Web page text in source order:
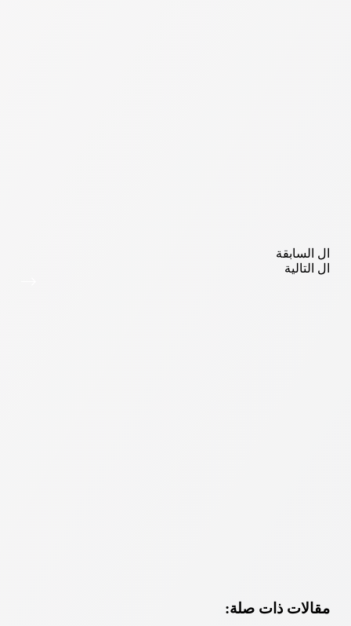
ال السابقة
ال التالية
مقالات ذات صلة: